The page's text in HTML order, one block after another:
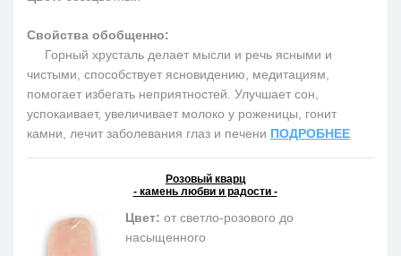
Свойства обобщенно:
Горный хрусталь делает мысли и речь ясными и
чистыми, способствует ясновидению, медитациям,
помогает избегать неприятностей. Улучшает сон,
успокаивает, увеличивает молоко у роженицы, гонит
камни, лечит заболевания глаз и печени ПОДРОБНЕЕ
Розовый кварц
- камень любви и радости -
Цвет: от светло-розового до
насыщенного